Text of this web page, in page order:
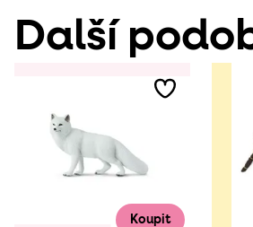
Další
Koupit